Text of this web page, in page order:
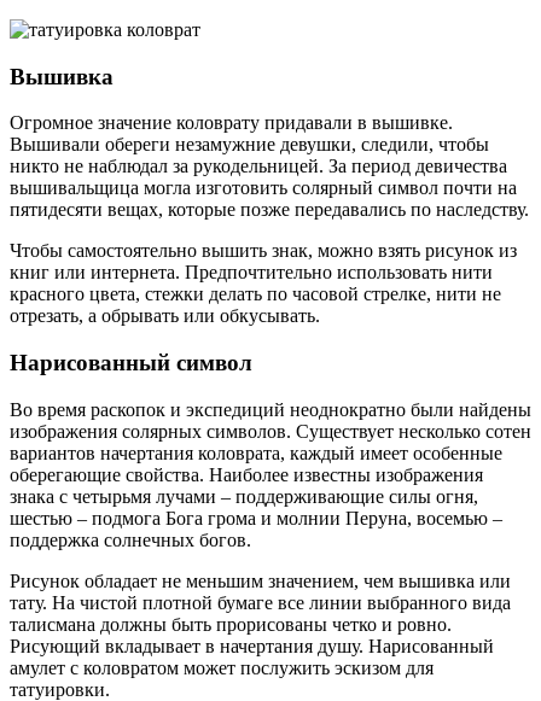
Вышивка
Огромное значение коловрату придавали в вышивке.
Вышивали обереги незамужние девушки, следили, чтобы
никто не наблюдал за рукодельницей. За период девичества
вышивальщица могла изготовить солярный символ почти на
пятидесяти вещах, которые позже передавались по наследству.
Чтобы самостоятельно вышить знак, можно взять рисунок из
книг или интернета. Предпочтительно использовать нити
красного цвета, стежки делать по часовой стрелке, нити не
отрезать, а обрывать или обкусывать.
Нарисованный символ
Во время раскопок и экспедиций неоднократно были найдены
изображения солярных символов. Существует несколько сотен
вариантов начертания коловрата, каждый имеет особенные
оберегающие свойства. Наиболее известны изображения
знака с четырьмя лучами – поддерживающие силы огня,
шестью – подмога Бога грома и молнии Перуна, восемью –
поддержка солнечных богов.
Рисунок обладает не меньшим значением, чем вышивка или
тату. На чистой плотной бумаге все линии выбранного вида
талисмана должны быть прорисованы четко и ровно.
Рисующий вкладывает в начертания душу. Нарисованный
амулет с коловратом может послужить эскизом для
татуировки.